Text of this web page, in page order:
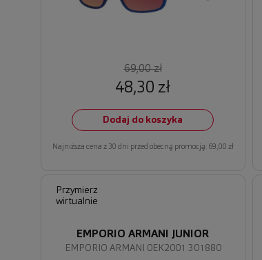
69,00 zł
48,30 zł
Dodaj do koszyka
Najniższa cena z 30 dni przed obecną promocją: 69,00 zł
Przymierz
wirtualnie
EMPORIO ARMANI 0EK2001 301880
EMPORIO ARMANI JUNIOR